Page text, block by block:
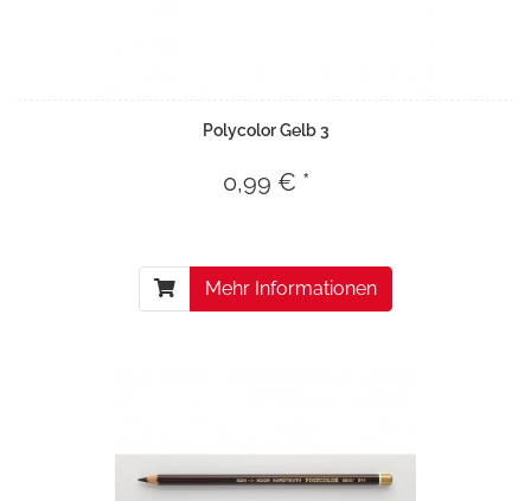
Polycolor Gelb 3
0,99 € *
Mehr Informationen